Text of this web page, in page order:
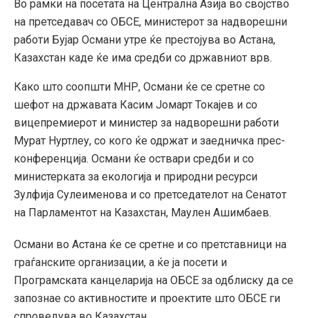
Во рамки на посетата на Централна Азија во својство
на претседавач со ОБСЕ, министерот за надворешни
работи Бујар Османи утре ќе престојува во Астана,
Казахстан каде ќе има средби со државниот врв.
Како што соопшти МНР, Османи ќе се сретне со
шефот на државата Касим Јомарт Токајев и со
вицепремиерот и министер за надворешни работи
Мурат Нуртлеу, со кого ќе одржат и заедничка прес-
конференција. Османи ќе оствари средби и со
министерката за екологија и природни ресурси
Зулфија Сулеименова и со претседателот на Сенатот
на Парламентот на Казахстан, Маулен Ашимбаев.
Османи во Астана ќе се сретне и со претставници на
граѓанските организации, а ќе ја посети и
Програмската канцеларија на ОБСЕ за одблиску да се
запознае со активностите и проектите што ОБСЕ ги